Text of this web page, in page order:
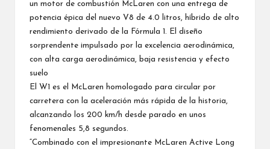
un motor de combustión McLaren con una entrega de
potencia épica del nuevo V8 de 4.0 litros, híbrido de alto
rendimiento derivado de la Fórmula 1. El diseño
sorprendente impulsado por la excelencia aerodinámica,
con alta carga aerodinámica, baja resistencia y efecto
suelo
El W1 es el McLaren homologado para circular por
carretera con la aceleración más rápida de la historia,
alcanzando los 200 km/h desde parado en unos
fenomenales 5,8 segundos.
“Combinado con el impresionante McLaren Active Long